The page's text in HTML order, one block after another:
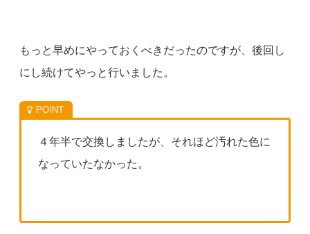
もっと早めにやっておくべきだったのですが、後回し
にし続けてやっと行いました。
４年半で交換しましたが、それほど汚れた色に
なっていたなかった。